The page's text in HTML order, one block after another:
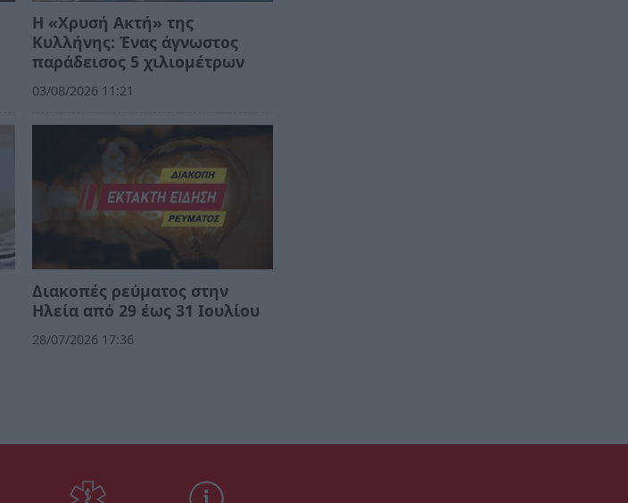
Η «Χρυσή Ακτή» της
Κυλλήνης: Ένας άγνωστος
παράδεισος 5 χιλιομέτρων
03/08/2026 11:21
Διακοπές ρεύματος στην
Ηλεία από 29 έως 31 Ιουλίου
28/07/2026 17:36